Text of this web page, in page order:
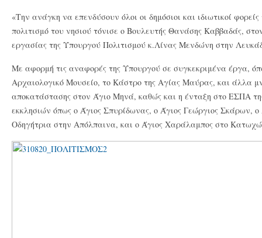
«Την ανάγκη να επενδύσουν όλοι οι δημόσιοι και ιδιωτικοί
πολιτισμό του νησιού τόνισε ο Βουλευτής Θανάσης Καββαδάς,
εργασίας της Υπουργού Πολιτισμού κ.Λίνας Μενδώνη στην
Με αφορμή τις αναφορές της Υπουργού σε συγκεκριμένα έργα,
Αρχαιολογικό Μουσείο, το Κάστρο της Αγίας Μαύρας, και άλλα
αποκατάστασης στον Άγιο Μηνά, καθώς και η ένταξη στο ΕΣΠΑ
εκκλησιών όπως ο Άγιος Σπυρίδωνας, ο Άγιος Γεώργιος Σκάρων, ο
Οδηγήτρια στην Απόλπαινα, και ο Άγιος Χαράλαμπος στο